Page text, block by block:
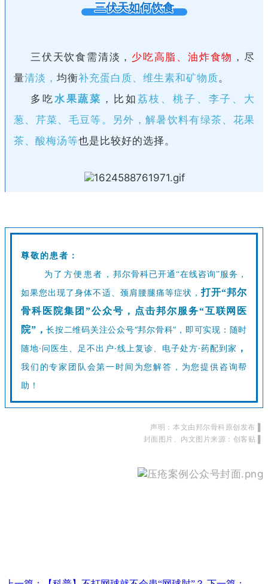
三伏天如何饮食
三伏天饮食需清淡， 少吃高脂、油炸食物 ，尽
量清淡， 均衡补充蛋白质、维生素和矿物质。
多吃水果蔬菜 ，比如 荔枝、桃子、李子、大
葱、芹菜、毛豆等。另外，解暑饮料有绿茶、花果
茶、酸梅汤等也是比较好的选择。
尊敬的患者：
为了方便患者，邦尔骨科已开通“在线咨询”服务，
如果您出现了身体不适、颈肩腰腿痛等症状，打开“邦尔
骨科医院集团”公众号，点击邦尔服务“互联网医
院” ，长按二维码关注公众号“邦尔骨科”，即可实现：随时
随地·问医生、足不出户·线上复诊、电子处方·药配到家 ，
我们的专家团队会第一时间为您解答，为您提供咨询帮
助！
声明：本文由邦尔骨科原创发布
封面图片、内文图片来源：创客贴